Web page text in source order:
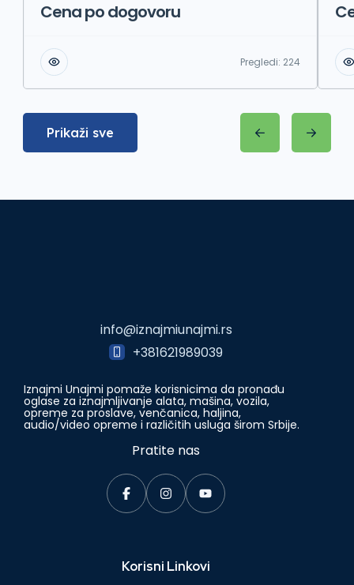
Cena po dogovoru
Pregledi: 224
Prikaži sve
info@iznajmiunajmi.rs
+381621989039
Iznajmi Unajmi pomaže korisnicima da pronađu
oglase za iznajmljivanje alata, mašina, vozila,
opreme za proslave, venčanica, haljina,
audio/video opreme i različitih usluga širom Srbije.
Pratite nas
Korisni Linkovi